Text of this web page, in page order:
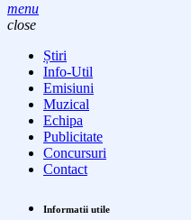
menu
close
Știri
Info-Util
Emisiuni
Muzical
Echipa
Publicitate
Concursuri
Contact
Informatii utile